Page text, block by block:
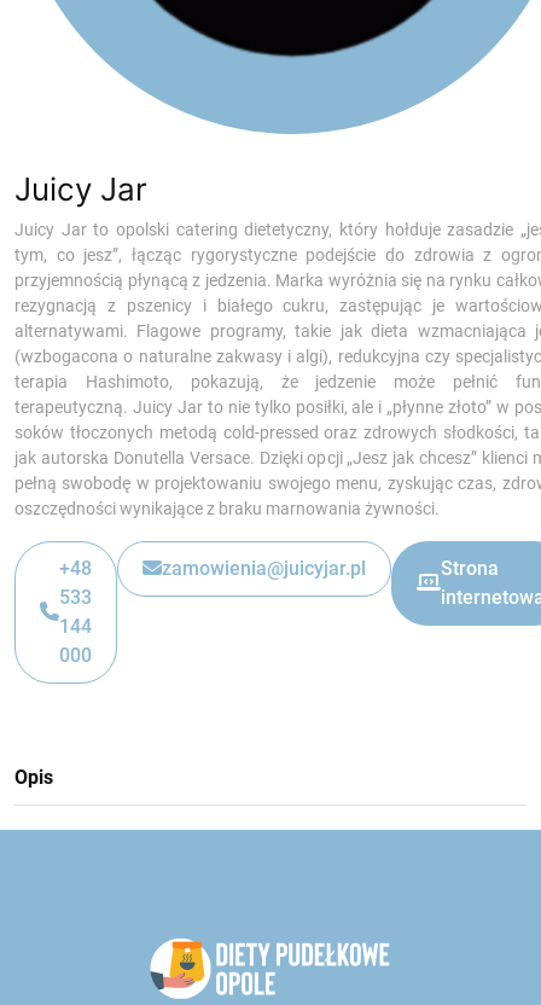
Juicy Jar
Juicy Jar to opolski catering dietetyczny, który hołduje zasadzie
tym, co jesz”, łącząc rygorystyczne podejście do zdrowia z
przyjemnością płynącą z jedzenia. Marka wyróżnia się na rynku
rezygnacją z pszenicy i białego cukru, zastępując je
alternatywami. Flagowe programy, takie jak dieta wzmacniająca
(wzbogacona o naturalne zakwasy i algi), redukcyjna czy
terapia Hashimoto, pokazują, że jedzenie może pełnić
terapeutyczną. Juicy Jar to nie tylko posiłki, ale i „płynne złoto” w
soków tłoczonych metodą cold-pressed oraz zdrowych słodkości,
jak autorska Donutella Versace. Dzięki opcji „Jesz jak chcesz” klienci
pełną swobodę w projektowaniu swojego menu, zyskując czas,
oszczędności wynikające z braku marnowania żywności.
+48
533
144
000
zamowienia@juicyjar.pl
Strona
Opis